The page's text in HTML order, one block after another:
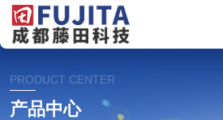
PRODUCT CENTER
产品中心